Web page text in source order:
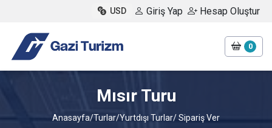
USD Giriş Yap Hesap Oluştur
0
Mısır Turu
Anasayfa/Turlar/Yurtdışı Turlar/ Sipariş Ver